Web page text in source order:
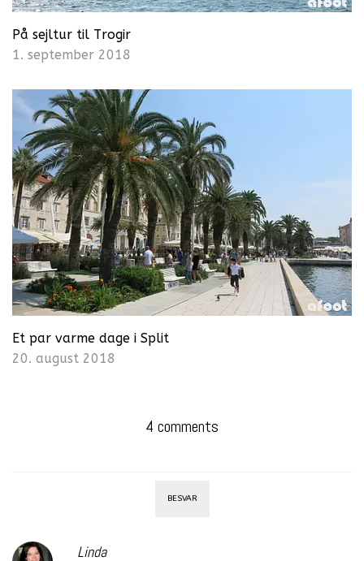
På sejltur til Trogir
1. september 2018
Et par varme dage i Split
20. august 2018
4 comments
BESVAR
Linda